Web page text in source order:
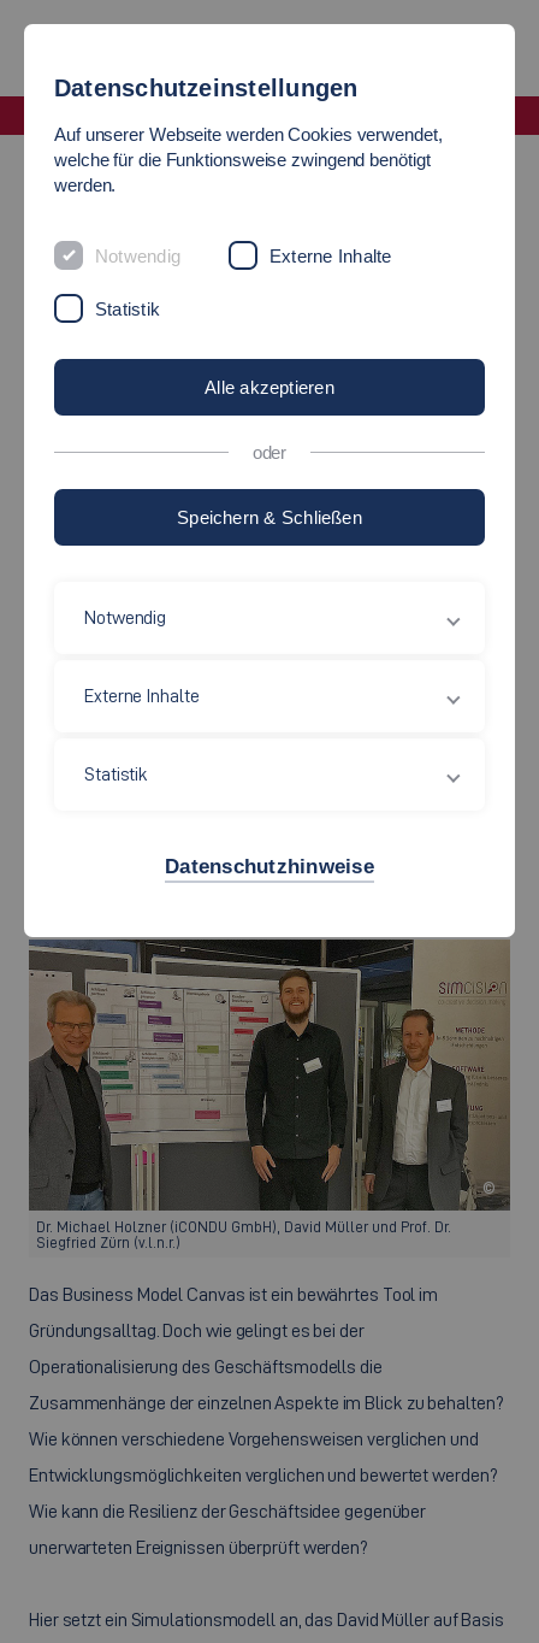
News
HILFE IM
GRÜNDUNGSALLTAG -
BUSINESS MODEL
CANVAS – SYSTEMISCH
WEITERGEDACHT!
Prof. Dr. Siegfried Zürn
Dr. Michael Holzner (iCONDU GmbH), David Müller und Prof. Dr.
Siegfried Zürn (v.l.n.r.)
©
Das Business Model Canvas ist ein bewährtes Tool im
Gründungsalltag. Doch wie gelingt es bei der
Operationalisierung des Geschäftsmodells die
Zusammenhänge der einzelnen Aspekte im Blick zu behalten?
Wie können verschiedene Vorgehensweisen verglichen und
Entwicklungsmöglichkeiten verglichen und bewertet werden?
Wie kann die Resilienz der Geschäftsidee gegenüber
unerwarteten Ereignissen überprüft werden?
Hier setzt ein Simulationsmodell an, das David Müller auf Basis
Datenschutzeinstellungen
Auf unserer Webseite werden Cookies verwendet,
welche für die Funktionsweise zwingend benötigt
werden.
Notwendig Externe Inhalte
Statistik
Alle akzeptieren
oder
Speichern & Schließen
Notwendig
Externe Inhalte
Statistik
Datenschutzhinweise